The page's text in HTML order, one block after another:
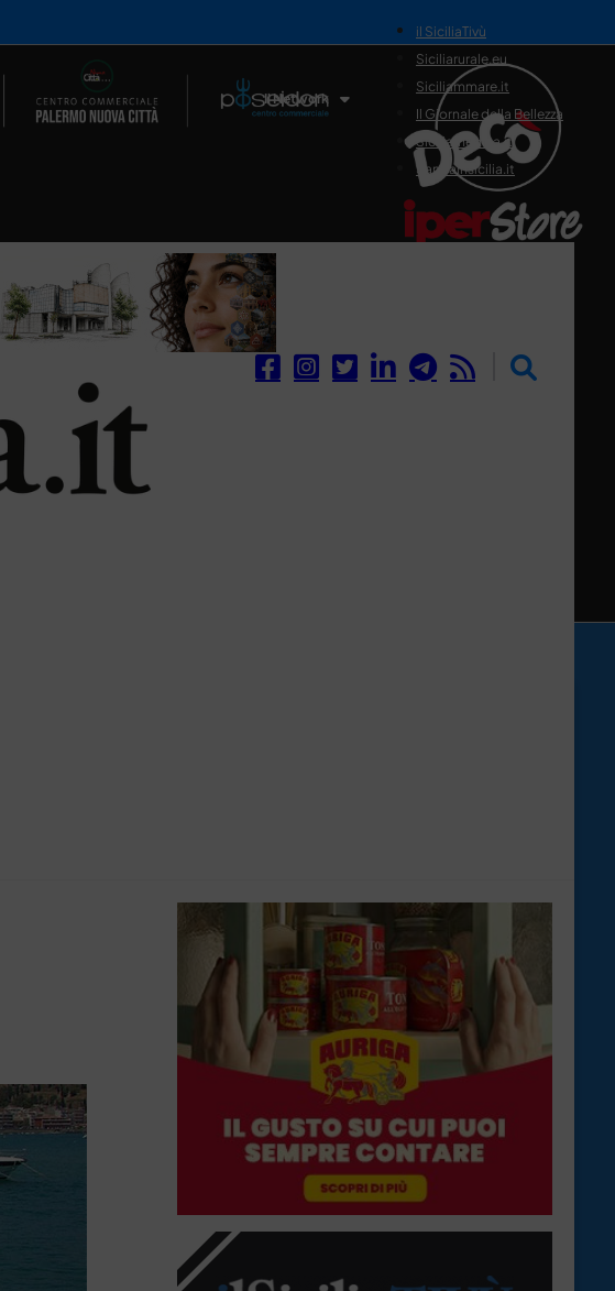
Il Network
il SiciliaTivù
Siciliarurale.eu
Siciliammare.it
Il Giornale della Bellezza
Siciliamedica.it
Sanitainsicilia.it